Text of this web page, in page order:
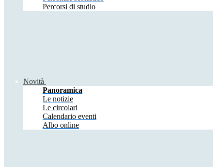
Percorsi di studio
Novità
Panoramica
Le notizie
Le circolari
Calendario eventi
Albo online